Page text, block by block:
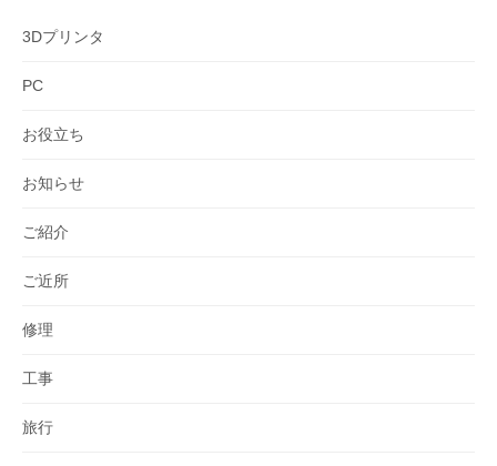
3Dプリンタ
PC
お役立ち
お知らせ
ご紹介
ご近所
修理
工事
旅行